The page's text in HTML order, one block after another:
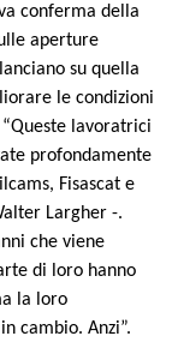
conferma della
aperture
su quella
le condizioni
lavoratrici
profondamente
Fisascat e
Largher -.
che viene
di loro hanno
la loro
cambio. Anzi”.